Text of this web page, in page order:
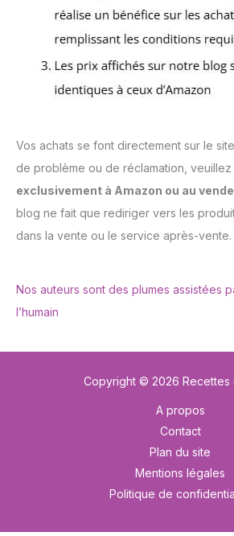
Vos achats se font directement sur le
de problème ou de réclamation, veuillez
exclusivement à Amazon ou au
blog ne fait que rediriger vers les
dans la vente ou le service après-vente.
Nos auteurs sont des plumes assistées
l’humain
Copyright © 2026 Recettes
A propos
Contact
Plan du site
Mentions légales
Politique de